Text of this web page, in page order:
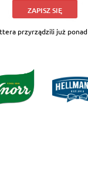
ZAPISZ SIĘ
przyrządzili już ponad